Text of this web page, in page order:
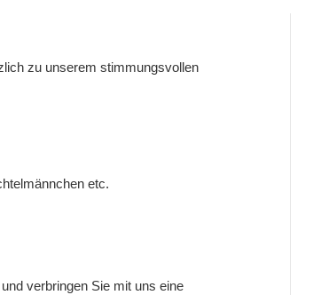
zu unserem stimmungsvollen
etc.
verbringen Sie mit uns eine